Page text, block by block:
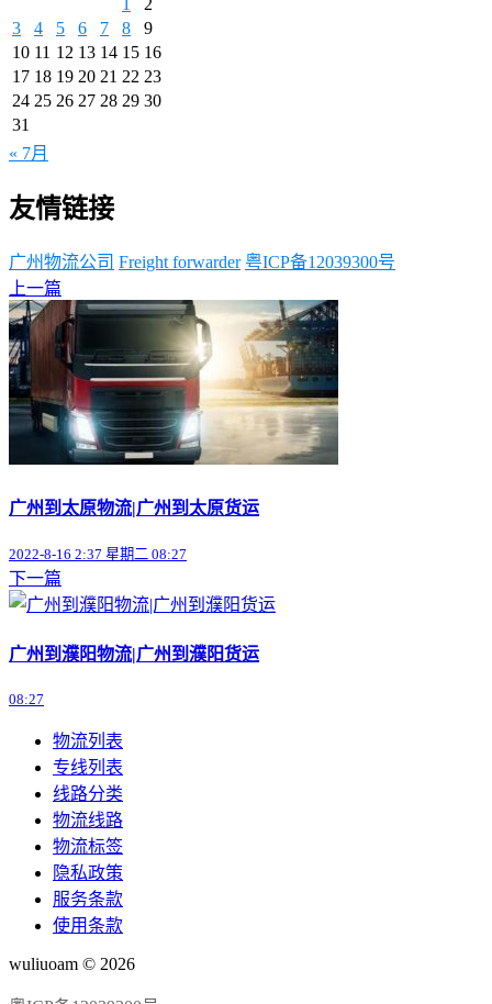
1
2
3
4 5 6 7 8
9
10 11 12 13 14 15 16
17 18 19 20 21 22 23
24 25 26 27 28 29 30
31
« 7月
友情链接
广州物流公司 Freight forwarder 粤ICP备12039300号
上一篇
广州到太原物流|广州到太原货运
2022-8-16 2:37 星期二 08:27
下一篇
广州到濮阳物流|广州到濮阳货运
08:27
物流列表
专线列表
线路分类
物流线路
物流标签
隐私政策
服务条款
使用条款
wuliuoam © 2026